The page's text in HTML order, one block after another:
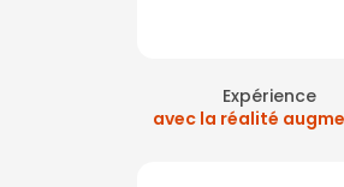
Expérience
avec la réalité